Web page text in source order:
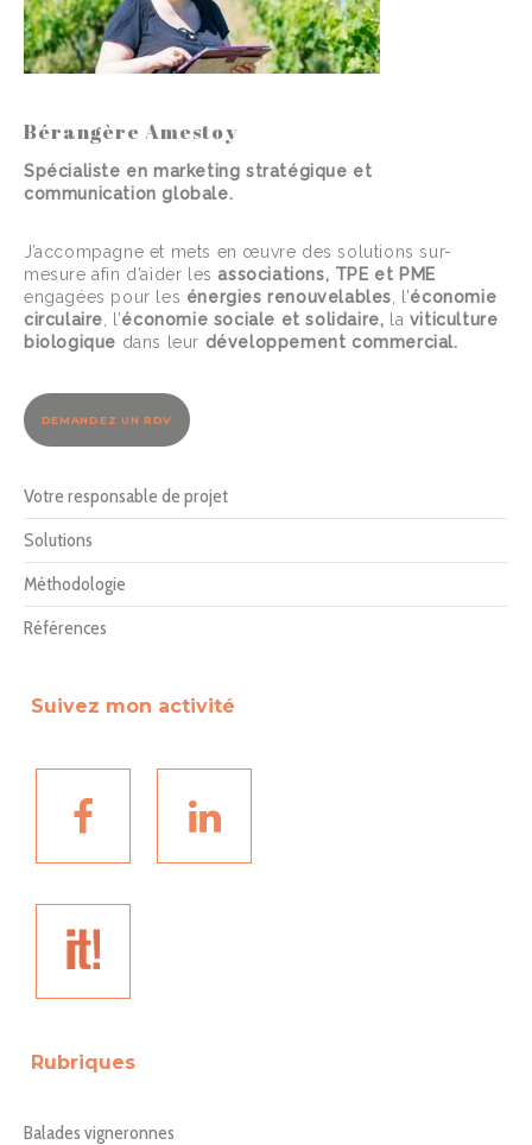
Bérangère Amestoy
Spécialiste en marketing stratégique et
communication globale.
J’accompagne et mets en œuvre des solutions sur-
mesure afin d’aider lesassociations, TPE et PME
engagées pour les énergies renouvelables , l’économie
circulaire , l’économie sociale et solidaire, la viticulture
biologique dans leur développement commercial.
DEMANDEZ UN RDV
Votre responsable de projet
Solutions
Méthodologie
Références
Suivez mon activité
Rubriques
Balades vigneronnes